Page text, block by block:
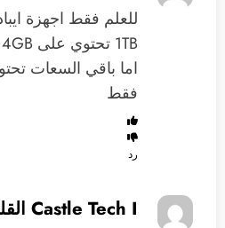
للعلم فقط اجهزة
1TB تحتوي على 4GB رام
فقط
رد
Castle Tech I القلعة